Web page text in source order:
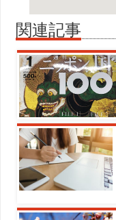
関連記事